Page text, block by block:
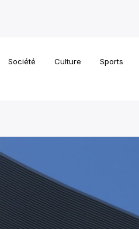
Société Culture Sports